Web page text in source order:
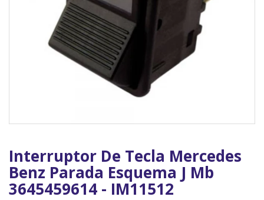
Interruptor De Tecla Mercedes
Benz Parada Esquema J Mb
3645459614 - IM11512